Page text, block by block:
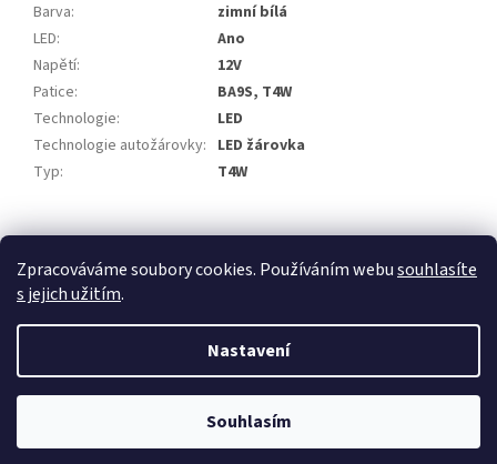
Zpracováváme soubory cookies. Používáním webusouhlasíte
s jejich užitím.
Nastavení
Souhlasím
Barva:
zimní bílá
LED:
Ano
Napětí:
12V
Patice:
BA9S, T4W
Technologie:
LED
Technologie autožárovky: LED žárovka
Typ: T4W
Z
Vytvořil Shoptet
Rabex. Všechna práva vyhrazena.